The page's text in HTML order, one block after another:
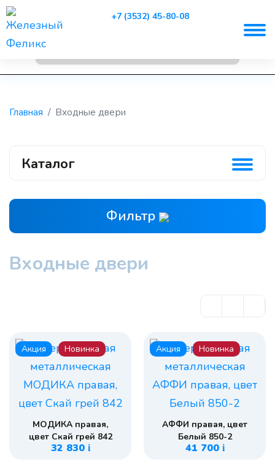
+7 (3532) 45-80-08
Главная Входные двери
Каталог
Фильтр
Входные двери
Акция Новинка
МОДИКА правая,
цвет Скай грей 842
32 830 i
Акция Новинка
АФФИ правая, цвет
Белый 850-2
41 700 i